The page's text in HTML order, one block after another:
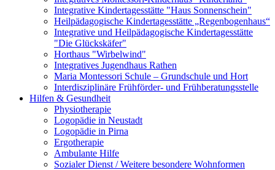
Integrative Kindertagesstätte "Haus Sonnenschein"
Heilpädagogische Kindertagesstätte „Regenbogenhaus“
Integrative und Heilpädagogische Kindertagesstätte
"Die Glückskäfer"
Horthaus "Wirbelwind"
Integratives Jugendhaus Rathen
Maria Montessori Schule – Grundschule und Hort
Interdisziplinäre Frühförder- und Frühberatungsstelle
Hilfen & Gesundheit
Physiotherapie
Logopädie in Neustadt
Logopädie in Pirna
Ergotherapie
Ambulante Hilfe
Sozialer Dienst / Weitere besondere Wohnformen